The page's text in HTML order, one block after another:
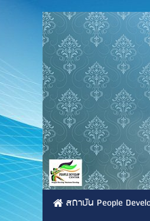
สถาบัน People